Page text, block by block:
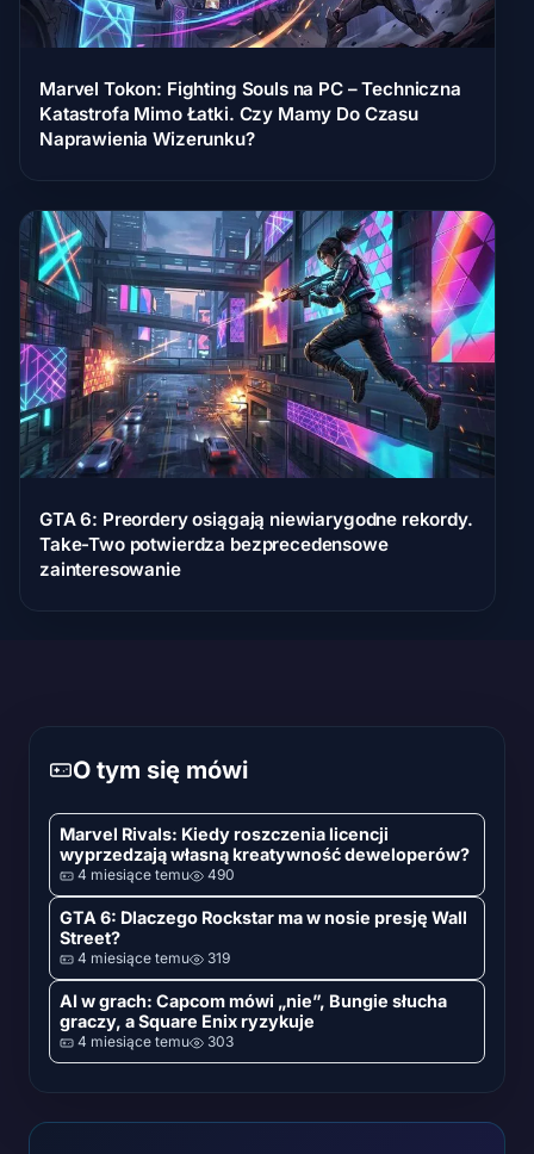
Marvel Tokon: Fighting Souls na PC – Techniczna
Katastrofa Mimo Łatki. Czy Mamy Do Czasu
Naprawienia Wizerunku?
GTA 6: Preordery osiągają niewiarygodne rekordy.
Take-Two potwierdza bezprecedensowe
zainteresowanie
O tym się mówi
Marvel Rivals: Kiedy roszczenia licencji
wyprzedzają własną kreatywność deweloperów?
4 miesiące temu 490
GTA 6: Dlaczego Rockstar ma w nosie presję Wall
Street?
4 miesiące temu 319
AI w grach: Capcom mówi „nie”, Bungie słucha
graczy, a Square Enix ryzykuje
4 miesiące temu 303